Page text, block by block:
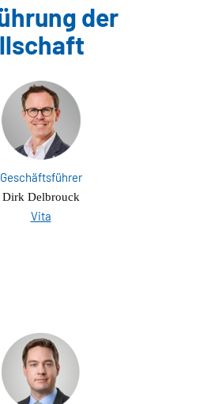
der
Geschäftsführer
Dirk Delbrouck
Vita